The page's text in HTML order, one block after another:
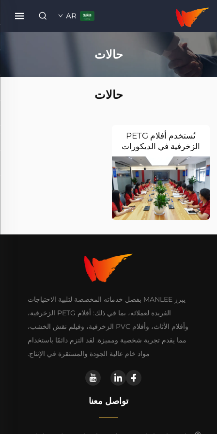
AR
حالات
حالات
تُستخدم أفلام PETG
الزخرفية في الديكورات
المكتبية لشركة وانلي
يبرز MANLEE بفضل خدماته المخصصة لتلبية الاحتياجات
الفريدة لعملائه، بما في ذلك: أفلام PETG الزخرفية،
وأفلام الأثاث، وأفلام PVC الزخرفية، وفيلم نقش الخشب،
مما يقدم تجربة شخصية ومميزة. لقد التزم دائمًا باستخدام
مواد خام عالية الجودة والمستقرة في الإنتاج.
تواصل معنا